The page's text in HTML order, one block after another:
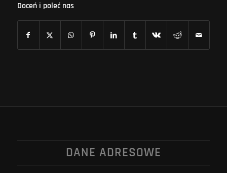
Doceń i poleć nas
DANE ADRESOWE